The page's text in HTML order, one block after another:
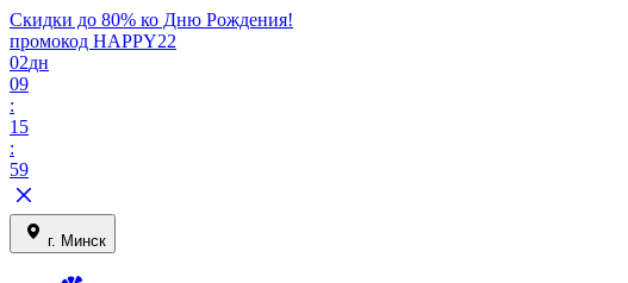
Скидки до 80% ко Дню Рождения!
промокод HAPPY22
02дн
09
:
15
:
59
г. Минск